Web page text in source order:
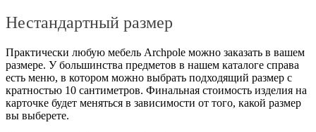
Нестандартный размер
Практически любую мебель Archpole можно заказать в вашем
размере. У большинства предметов в нашем каталоге справа
есть меню, в котором можно выбрать подходящий размер с
кратностью 10 сантиметров. Финальная стоимость изделия на
карточке будет меняться в зависимости от того, какой размер
вы выберете.